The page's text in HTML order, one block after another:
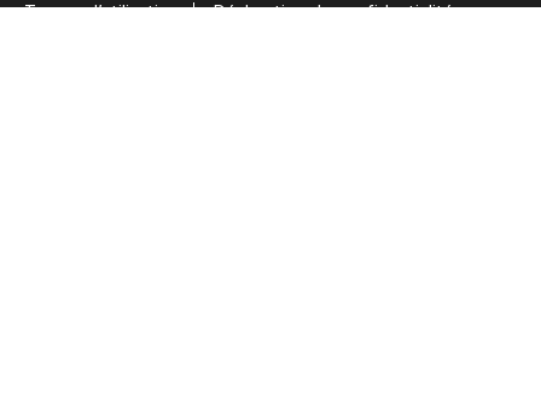
Termes d’utilisation Déclaration de confidentialité